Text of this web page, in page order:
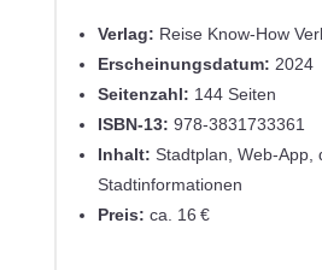
Verlag: Reise Know-How
Erscheinungsdatum: 2024
Seitenzahl: 144Seiten
ISBN-13: 978-3831733361
Inhalt: Stadtplan, Web-App,
Stadtinformationen
Preis: ca. 16 €